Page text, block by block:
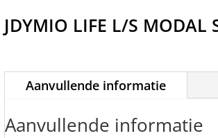
JDYMIO LIFE L/S MODAL
Aanvullende informatie
Aanvullende informatie